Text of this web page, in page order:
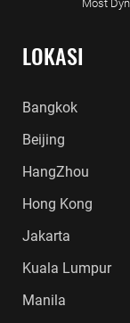
Most
LOKASI
Bangkok
Beijing
HangZhou
Hong Kong
Jakarta
Kuala Lumpur
Manila